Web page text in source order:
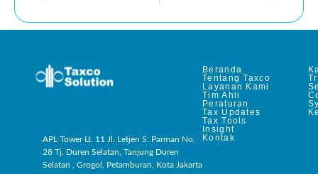
APL Tower Lt. 11 Jl. Letjen S. Parman No.
28 Tj. Duren Selatan, Tanjung Duren
Selatan , Grogol, Petamburan, Kota Jakarta
Beranda
Tentang Taxco
Layanan Kami
Tim Ahli
Peraturan
Tax Updates
Tax Tools
Insight
Kontak